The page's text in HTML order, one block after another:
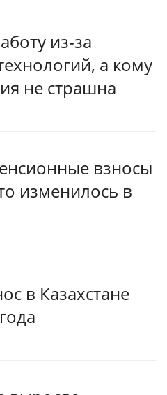
из-за
а кому
не страшна
взносы
изменилось в
в Казахстане